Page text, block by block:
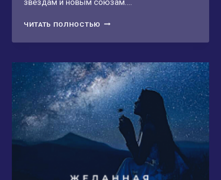
ЧИТАТЬ ПОЛНОСТЬЮ ГОСПОЖА
ГАРЕМА